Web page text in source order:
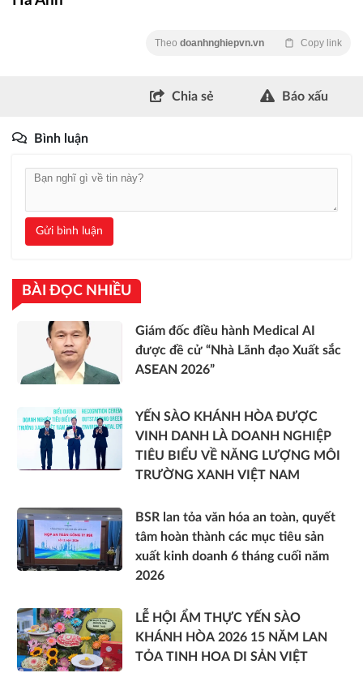
Theo doanhnghiepvn.vn Copy link
Chia sẻ Báo xấu
Bình luận
Gửi bình luận
BÀI ĐỌC NHIỀU
Giám đốc điều hành Medical AI
được đề cử “Nhà Lãnh đạo Xuất sắc
ASEAN 2026”
YẾN SÀO KHÁNH HÒA ĐƯỢC
VINH DANH LÀ DOANH NGHIỆP
TIÊU BIỂU VỀ NĂNG LƯỢNG MÔI
TRƯỜNG XANH VIỆT NAM
BSR lan tỏa văn hóa an toàn, quyết
tâm hoàn thành các mục tiêu sản
xuất kinh doanh 6 tháng cuối năm
2026
LỄ HỘI ẨM THỰC YẾN SÀO
KHÁNH HÒA 2026 15 NĂM LAN
TỎA TINH HOA DI SẢN VIỆT